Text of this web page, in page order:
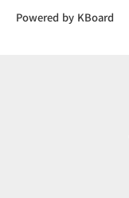
Powered by KBoard